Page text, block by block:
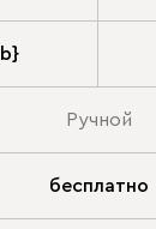
Ручной
бесплатно